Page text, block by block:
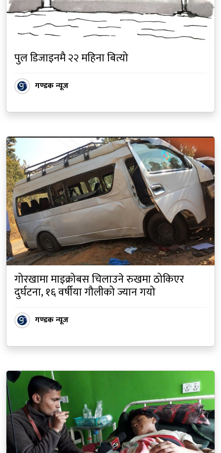
पुल डिजाइनमै २२ महिना बित्यो
गण्डक न्यूज
गोरखामा माइक्रोबस चिलाउने रुखमा ठोकिएर
दुर्घटना, १६ वर्षीया गौलीको ज्यान गयो
गण्डक न्यूज